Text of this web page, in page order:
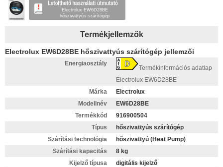
Electrolux EW6D28BE
hőszivattyús szárítógép
Termékjellemzők
Electrolux EW6D28BE hőszivattyús szárítógép jellemzői
Energiaosztály
Termékinformációs adatlap
Electrolux EW6D28BE
Márka
Electrolux
Modellnév
EW6D28BE
Termékkód
916900504
Típus
hőszivattyús szárítógép
Szárítási technológia
hőszivattyú (Heat Pump)
Szárítási kapacitás
8 kg
Kijelző típusa
digitális kijelző